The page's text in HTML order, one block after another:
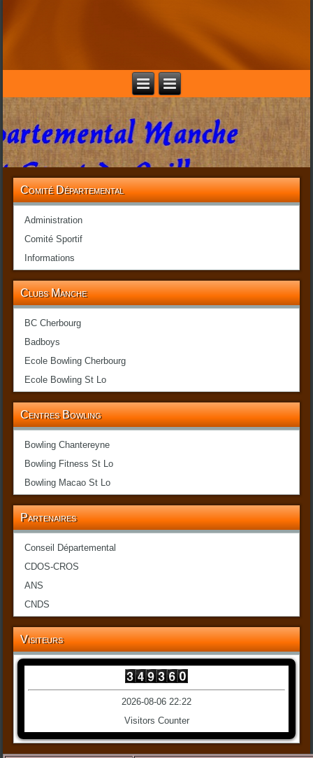
Comité Départemental
Administration
Comité Sportif
Informations
Clubs Manche
BC Cherbourg
Badboys
Ecole Bowling Cherbourg
Ecole Bowling St Lo
Centres Bowling
Bowling Chantereyne
Bowling Fitness St Lo
Bowling Macao St Lo
Partenaires
Conseil Départemental
CDOS-CROS
ANS
CNDS
Visiteurs
2026-08-06 22:22
Visitors Counter